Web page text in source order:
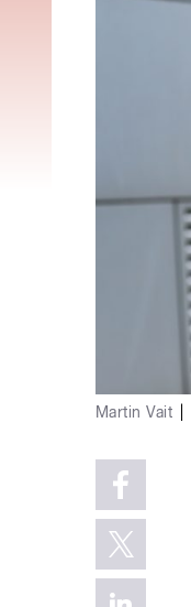
Martin Vait